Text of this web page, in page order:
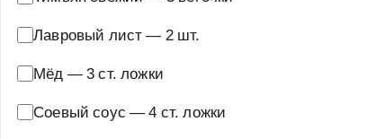
Лавровый лист— 2 шт.
Мёд —3 ст. ложки
Соевый соус —4 ст. ложки